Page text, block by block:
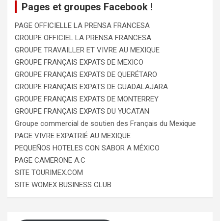
Pages et groupes Facebook !
PAGE OFFICIELLE LA PRENSA FRANCESA
GROUPE OFFICIEL LA PRENSA FRANCESA
GROUPE TRAVAILLER ET VIVRE AU MEXIQUE
GROUPE FRANÇAIS EXPATS DE MEXICO
GROUPE FRANÇAIS EXPATS DE QUERÉTARO
GROUPE FRANÇAIS EXPATS DE GUADALAJARA
GROUPE FRANÇAIS EXPATS DE MONTERREY
GROUPE FRANÇAIS EXPATS DU YUCATAN
Groupe commercial de soutien des Français du Mexique
PAGE VIVRE EXPATRIÉ AU MEXIQUE
PEQUEÑOS HOTELES CON SABOR A MÉXICO
PAGE CAMERONE A.C
SITE TOURIMEX.COM
SITE WOMEX BUSINESS CLUB